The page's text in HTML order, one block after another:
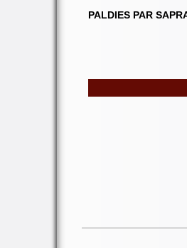
PALDIES PAR